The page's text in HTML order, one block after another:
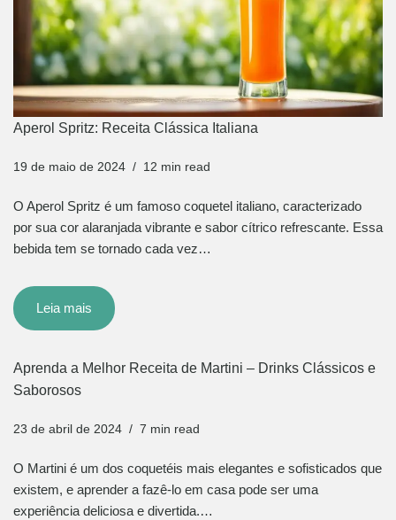
Aperol Spritz: Receita Clássica Italiana
19 de maio de 2024 12 min read
O Aperol Spritz é um famoso coquetel italiano, caracterizado
por sua cor alaranjada vibrante e sabor cítrico refrescante. Essa
bebida tem se tornado cada vez…
Leia mais
Aprenda a Melhor Receita de Martini – Drinks Clássicos e
Saborosos
23 de abril de 2024 7 min read
O Martini é um dos coquetéis mais elegantes e sofisticados que
existem, e aprender a fazê-lo em casa pode ser uma
experiência deliciosa e divertida.…